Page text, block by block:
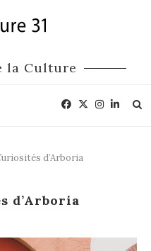
la Culture
d’Arboria
d’Arboria